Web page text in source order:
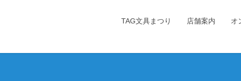
TAG文具まつり 店舗案内 オ